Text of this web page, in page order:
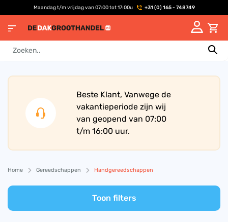
Maandag t/m vrijdag van 07:00 tot 17:00u +31 (0) 165 - 748749
Beste Klant, Vanwege de
vakantieperiode zijn wij
van geopend van 07:00
t/m 16:00 uur.
Home Gereedschappen Handgereedschappen
Toon filters